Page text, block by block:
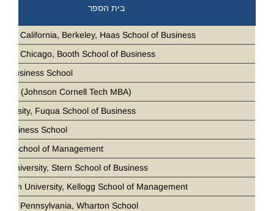
בית הספר
of California, Berkeley, Haas School of Business
of Chicago, Booth School of Business
Business School
(Johnson Cornell Tech MBA)
Fuqua School of Business
Business School
School of Management
University, Stern School of Business
University, Kellogg School of Management
of Pennsylvania, Wharton School